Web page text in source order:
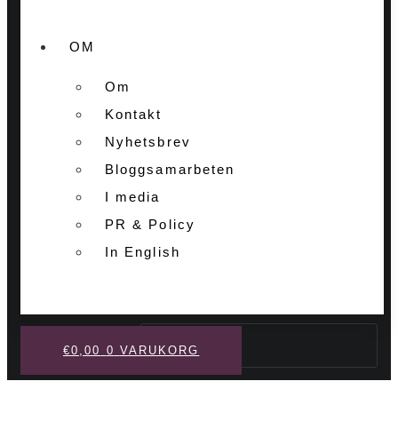
OM
Om
Kontakt
Nyhetsbrev
Bloggsamarbeten
I media
PR & Policy
In English
Sök
€0,00 0 VARUKORG